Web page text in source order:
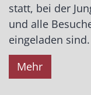
statt, bei der
und alle
eingeladen sind.
Mehr